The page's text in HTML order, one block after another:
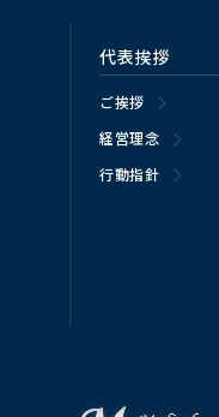
代表挨拶
ご挨拶
経営理念
行動指針